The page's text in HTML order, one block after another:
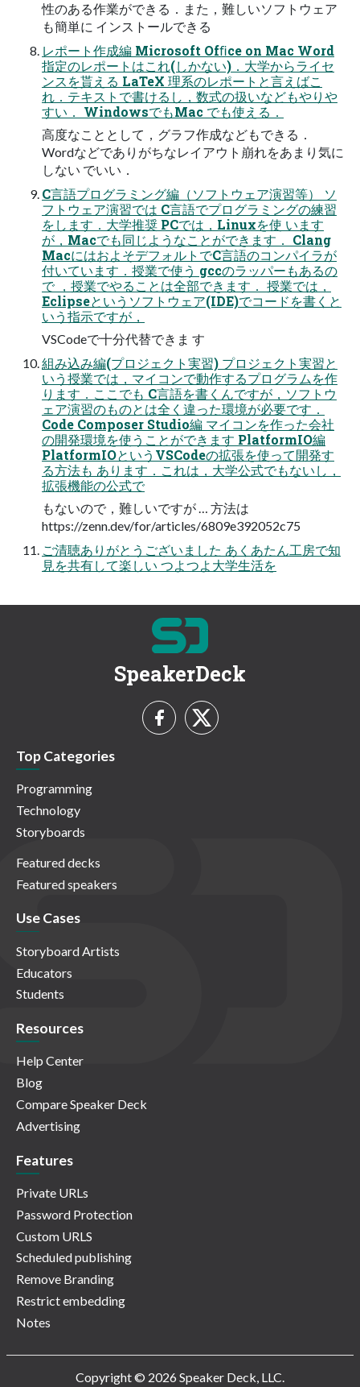
性のある作業ができる．また，難しいソフトウェア
も簡単に インストールできる
レポート作成編 Microsoft Ofﬁce on Mac Word
指定のレポートはこれ(しかない)．大学からライセ
ンスを貰える LaTeX 理系のレポートと言えばこ
れ．テキストで書けるし，数式の扱いなどもやりや
すい． WindowsでもMac でも使える．
高度なこととして，グラフ作成などもできる．
Wordなどでありがちなレイアウト崩れをあまり気に
しない でいい．
C言語プログラミング編（ソフトウェア演習等） ソ
フトウェア演習では C言語でプログラミングの練習
をします．大学推奨 PCでは，Linuxを使 います
が，Macでも同じようなことができます． Clang
MacにはおよそデフォルトでC言語のコンパイラが
付いています．授業で使う gccのラッパーもあるの
で ，授業でやることは全部できます． 授業では，
Eclipseというソフトウェア(IDE)でコードを書くと
いう指示ですが，
VSCodeで十分代替できま す
組み込み編(プロジェクト実習) プロジェクト実習と
いう授業では，マイコンで動作するプログラムを作
ります．ここでも C言語を書くんですが，ソフトウ
ェア演習のものとは全く違った環境が必要です．
Code Composer Studio編 マイコンを作った会社
の開発環境を使うことができます PlatformIO編
PlatformIOというVSCodeの拡張を使って開発す
る方法も あります．これは，大学公式でもないし，
拡張機能の公式で
もないので，難しいですが … 方法は
https://zenn.dev/for/articles/6809e392052c75
ご清聴ありがとうございました あくあたん工房で知
見を共有して楽しい つよつよ大学生活を
SpeakerDeck
Top Categories
Programming
Technology
Storyboards
Featured decks
Featured speakers
Use Cases
Storyboard Artists
Educators
Students
Resources
Help Center
Blog
Compare Speaker Deck
Advertising
Features
Private URLs
Password Protection
Custom URLS
Scheduled publishing
Remove Branding
Restrict embedding
Notes
Copyright © 2026 Speaker Deck, LLC.